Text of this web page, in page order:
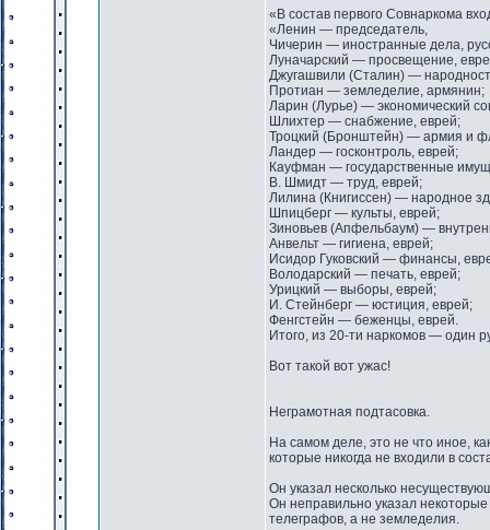
«В состав первого Совнаркома
«Ленин — председатель,
Чичерин — иностранные дела,
Луначарский — просвещение,
Джугашвили (Сталин) —
Протиан — земледелие, армянин;
Ларин (Лурье) — экономический
Шлихтер — снабжение, еврей;
Троцкий (Бронштейн) — армия и
Ландер — госконтроль, еврей;
Кауфман — государственные
В. Шмидт — труд, еврей;
Лилина (Книгиссен) — народное
Шпицберг — культы, еврей;
Зиновьев (Апфельбаум) —
Анвельт — гигиена, еврей;
Исидор Гуковский — финансы,
Володарский — печать, еврей;
Урицкий — выборы, еврей;
И. Стейнберг — юстиция, еврей;
Фенгстейн — беженцы, еврей.
Итого, из 20-ти наркомов — один
Вот такой вот ужас!
Неграмотная подтасовка.
На самом деле, это не что иное,
которые никогда не входили в
Он указал несколько
Он неправильно указал
телеграфов, а не земледелия.